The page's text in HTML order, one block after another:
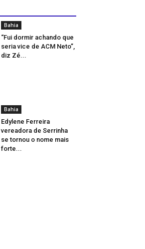
Bahia
“Fui dormir achando que
seria vice de ACM Neto”,
diz Zé...
Bahia
Edylene Ferreira
vereadora de Serrinha
se tornou o nome mais
forte...